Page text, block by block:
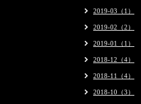
2019-03（1）
2019-02（2）
2019-01（1）
2018-12（4）
2018-11（4）
2018-10（3）